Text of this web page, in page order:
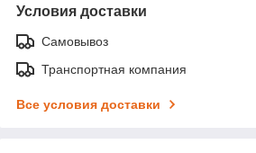
Условия доставки
Самовывоз
Транспортная компания
Все условия доставки